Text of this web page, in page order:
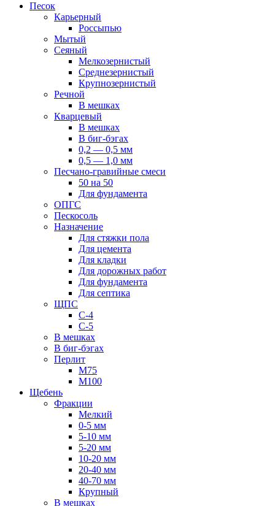
Песок
Карьерный
Россыпью
Мытый
Сеяный
Мелкозернистый
Среднезернистый
Крупнозернистый
Речной
В мешках
Кварцевый
В мешках
В биг-бэгах
0,2 — 0,5 мм
0,5 — 1,0 мм
Песчано-гравийные смеси
50 на 50
Для фундамента
ОПГС
Пескосоль
Назначение
Для стяжки пола
Для цемента
Для кладки
Для дорожных работ
Для фундамента
Для септика
ЩПС
С-4
С-5
В мешках
В биг-бэгах
Перлит
М75
М100
Щебень
Фракции
Мелкий
0-5 мм
5-10 мм
5-20 мм
10-20 мм
20-40 мм
40-70 мм
Крупный
В мешках